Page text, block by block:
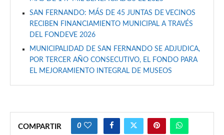
SAN FERNANDO: MÁS DE 45 JUNTAS DE VECINOS
RECIBEN FINANCIAMIENTO MUNICIPAL A TRAVÉS
DEL FONDEVE 2026
MUNICIPALIDAD DE SAN FERNANDO SE ADJUDICA,
POR TERCER AÑO CONSECUTIVO, EL FONDO PARA
EL MEJORAMIENTO INTEGRAL DE MUSEOS
COMPARTIR 0